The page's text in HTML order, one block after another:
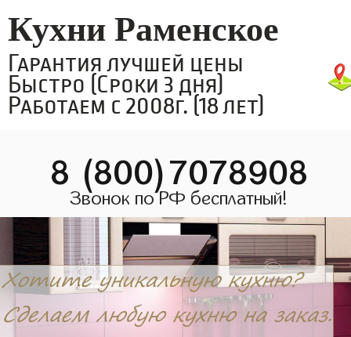
Кухни Раменское
Гарантия лучшей цены
Быстро (Сроки 3 дня)
Работаем с 2008г. (18 лет)
8 (800)7078908
Звонок по РФ бесплатный!